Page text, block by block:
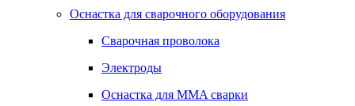
Оснастка для сварочного оборудования
Сварочная проволока
Электроды
Оснастка для MMA сварки